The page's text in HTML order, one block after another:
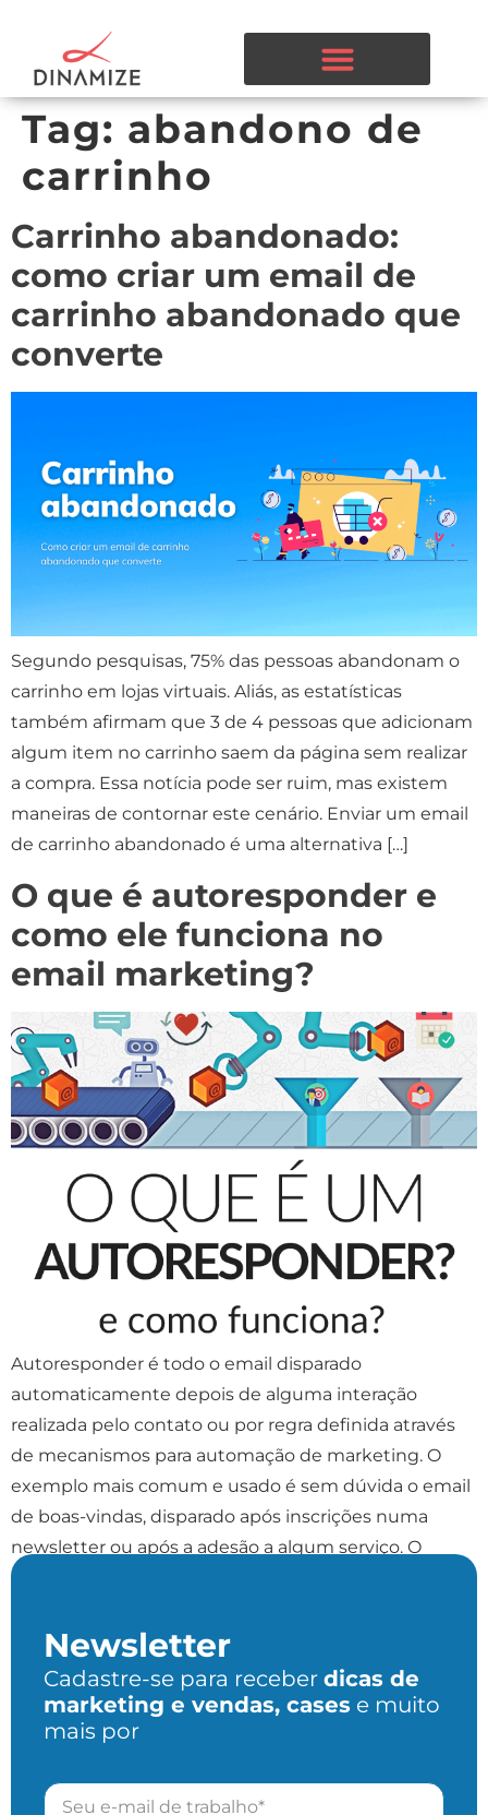
Tag: abandono de
carrinho
Carrinho abandonado:
como criar um email de
carrinho abandonado que
converte
Segundo pesquisas, 75% das pessoas abandonam o
carrinho em lojas virtuais. Aliás, as estatísticas
também afirmam que 3 de 4 pessoas que adicionam
algum item no carrinho saem da página sem realizar
a compra. Essa notícia pode ser ruim, mas existem
maneiras de contornar este cenário. Enviar um email
de carrinho abandonado é uma alternativa […]
O que é autoresponder e
como ele funciona no
email marketing?
Autoresponder é todo o email disparado
automaticamente depois de alguma interação
realizada pelo contato ou por regra definida através
de mecanismos para automação de marketing. O
exemplo mais comum e usado é sem dúvida o email
de boas-vindas, disparado após inscrições numa
newsletter ou após a adesão a algum serviço. O
autoresponder é importante para as empresas […]
Newsletter
Cadastre-se para receber dicas de
marketing e vendas, cases e muito
mais por